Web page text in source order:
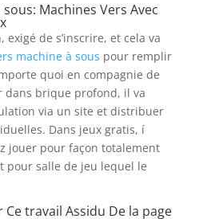
Machines Vers Avec
exigé de s’inscrire, et cela va
machine à sous pour remplir
quoi en compagnie de
dans brique profond, il va
via un site et distribuer
Dans jeux gratis, í
jouer pour façon totalement
salle de jeu lequel le
Ce travail Assidu De la page